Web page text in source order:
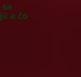
a čo